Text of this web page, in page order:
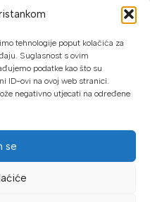
tehnologije poput kolačića za
Suglasnost s ovim
podatke kao što su
ID-ovi na ovoj web stranici.
negativno utjecati na određene
se
ili do 24 rate
internet bankarstvom
Proalat.ba